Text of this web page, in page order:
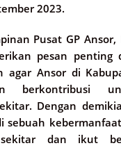
2023.
Pusat GP
pesan penting
agar Ansor di
berkontribusi
Dengan
sebuah
sekitar dan ikut